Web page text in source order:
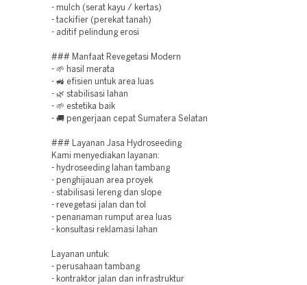
- mulch (serat kayu / kertas)
- tackifier (perekat tanah)
- aditif pelindung erosi
### Manfaat Revegetasi Modern
- 🌱 hasil merata
- 🚜 efisien untuk area luas
- 🌿 stabilisasi lahan
- 🌱 estetika baik
- 🚚 pengerjaan cepat Sumatera Selatan
### Layanan Jasa Hydroseeding
Kami menyediakan layanan:
- hydroseeding lahan tambang
- penghijauan area proyek
- stabilisasi lereng dan slope
- revegetasi jalan dan tol
- penanaman rumput area luas
- konsultasi reklamasi lahan
Layanan untuk:
- perusahaan tambang
- kontraktor jalan dan infrastruktur